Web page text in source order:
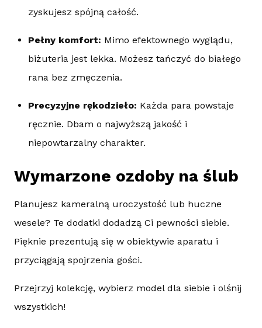
zyskujesz spójną całość.
Pełny komfort: Mimo efektownego wyglądu,
biżuteria jest lekka. Możesz tańczyć do białego
rana bez zmęczenia.
Precyzyjne rękodzieło: Każda para powstaje
ręcznie. Dbam o najwyższą jakość i
niepowtarzalny charakter.
Wymarzone ozdoby na ślub
Planujesz kameralną uroczystość lub huczne
wesele? Te dodatki dodadzą Ci pewności siebie.
Pięknie prezentują się w obiektywie aparatu i
przyciągają spojrzenia gości.
Przejrzyj kolekcję, wybierz model dla siebie i olśnij
wszystkich!